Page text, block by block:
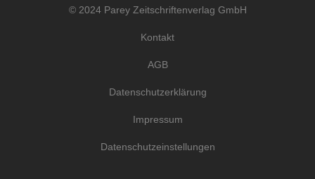
© 2024 Parey Zeitschriftenverlag GmbH
Kontakt
AGB
Datenschutzerklärung
Impressum
Datenschutzeinstellungen